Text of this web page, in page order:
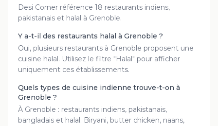
Desi Corner référence 18 restaurants indiens,
pakistanais et halal à Grenoble.
Y a-t-il des restaurants halal à Grenoble ?
Oui, plusieurs restaurants à Grenoble proposent une
cuisine halal. Utilisez le filtre "Halal" pour afficher
uniquement ces établissements.
Quels types de cuisine indienne trouve-t-on à
Grenoble ?
À Grenoble : restaurants indiens, pakistanais,
bangladais et halal. Biryani, butter chicken, naans,